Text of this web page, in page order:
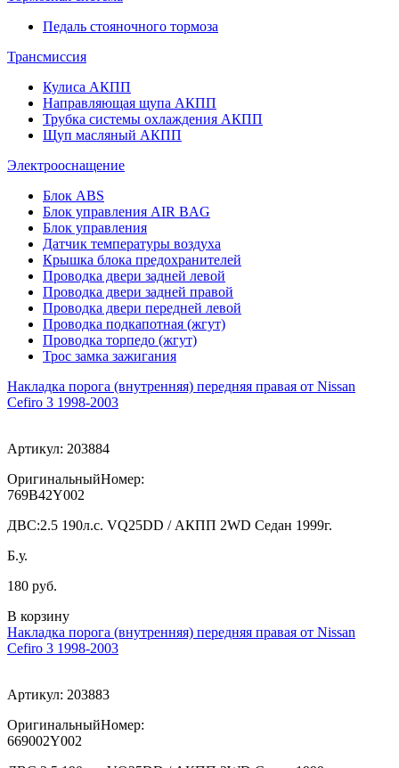
Педаль стояночного тормоза
Трансмиссия
Кулиса АКПП
Направляющая щупа АКПП
Трубка системы охлаждения АКПП
Щуп масляный АКПП
Электрооснащение
Блок ABS
Блок управления AIR BAG
Блок управления
Датчик температуры воздуха
Крышка блока предохранителей
Проводка двери задней левой
Проводка двери задней правой
Проводка двери передней левой
Проводка подкапотная (жгут)
Проводка торпедо (жгут)
Трос замка зажигания
Накладка порога (внутренняя) передняя правая от Nissan
Cefiro 3 1998-2003
Артикул: 203884
ОригинальныйНомер:
769B42Y002
ДВС:2.5 190л.с. VQ25DD / АКПП 2WD Седан 1999г.
Б.у.
180 руб.
В корзину
Накладка порога (внутренняя) передняя правая от Nissan
Cefiro 3 1998-2003
Артикул: 203883
ОригинальныйНомер:
669002Y002